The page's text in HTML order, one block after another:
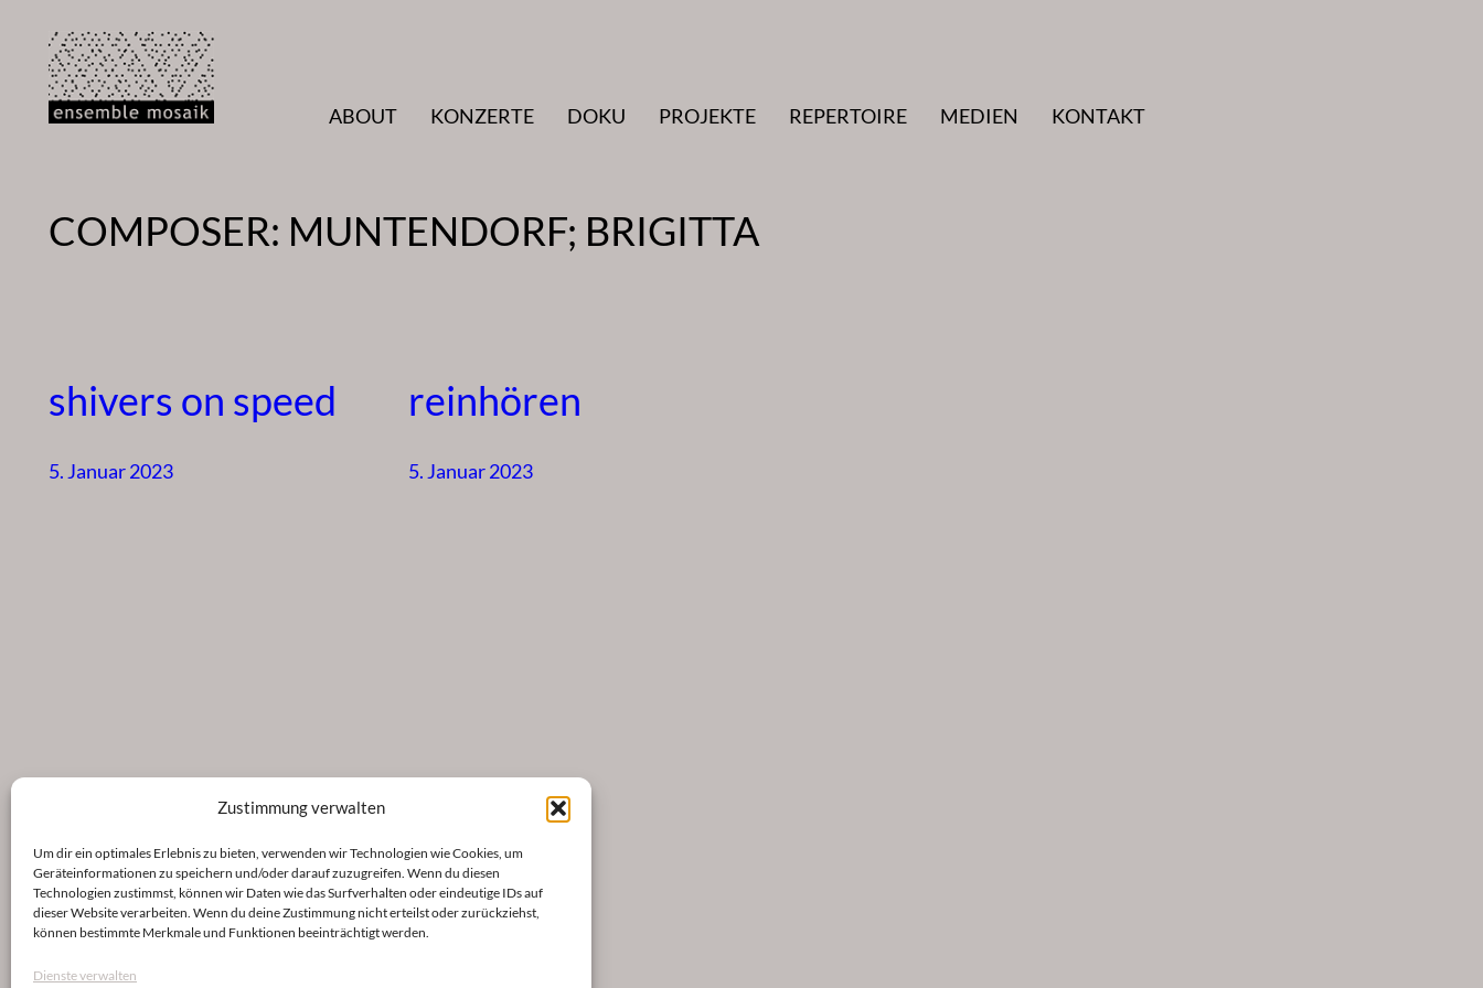
Zustimmung verwalten
Um dir ein optimales Erlebnis zu bieten, verwenden wir Technologien wie Cookies, um
Geräteinformationen zu speichern und/oder darauf zuzugreifen. Wenn du diesen
Technologien zustimmst, können wir Daten wie das Surfverhalten oder eindeutige IDs auf
dieser Website verarbeiten. Wenn du deine Zustimmung nicht erteilst oder zurückziehst,
können bestimmte Merkmale und Funktionen beeinträchtigt werden.
Dienste verwalten
Inhalt
springen
ABOUT
KONZERTE DOKU PROJEKTE REPERTOIRE MEDIEN KONTAKT
COMPOSER: MUNTENDORF; BRIGITTA
shivers on speed
5. Januar 2023
reinhören
5. Januar 2023